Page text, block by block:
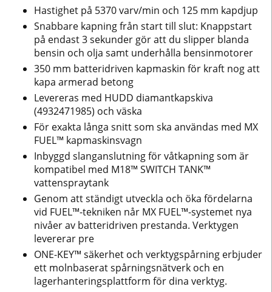
Hastighet på 5370 varv/min och 125 mm kapdjup
Snabbare kapning från start till slut: Knappstart
på endast 3 sekunder gör att du slipper blanda
bensin och olja samt underhålla bensinmotorer
350 mm batteridriven kapmaskin för kraft nog att
kapa armerad betong
Levereras med HUDD diamantkapskiva
(4932471985) och väska
För exakta långa snitt som ska användas med MX
FUEL™ kapmaskinsvagn
Inbyggd slanganslutning för våtkapning som är
kompatibel med M18™ SWITCH TANK™
vattenspraytank
Genom att ständigt utveckla och öka fördelarna
vid FUEL™-tekniken når MX FUEL™-systemet nya
nivåer av batteridriven prestanda. Verktygen
levererar pre
ONE-KEY™ säkerhet och verktygspårning erbjuder
ett molnbaserat spårningsnätverk och en
lagerhanteringsplattform för dina verktyg.